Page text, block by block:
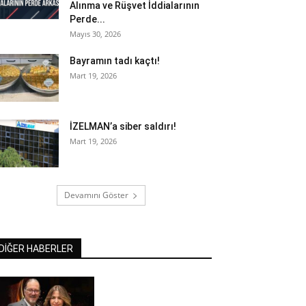
Alınma ve Rüşvet İddialarının
Perde...
Mayıs 30, 2026
Bayramın tadı kaçtı!
Mart 19, 2026
İZELMAN’a siber saldırı!
Mart 19, 2026
Devamını Göster
HABERLER